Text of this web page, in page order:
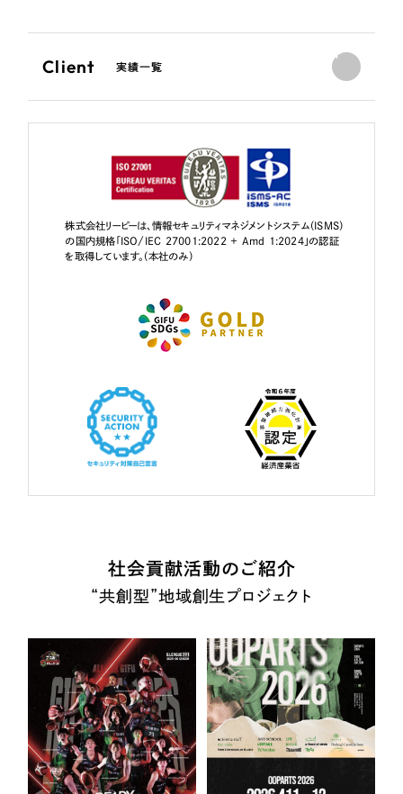
Client 実績一覧
株式会社リーピーは、情報セキュリティマネジメントシステム（ISMS）
の国内規格「ISO/IEC 27001:2022 + Amd 1:2024」の認証
を取得しています。（本社のみ）
社会貢献活動のご紹介
“共創型”地域創生プロジェクト